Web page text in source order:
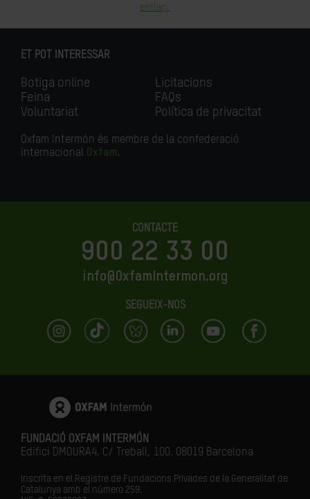
enllaç.
ET POT INTERESSAR
Botiga online
Feina
Voluntariat
Licitacions
FAQs
Política de privacitat
Oxfam Intermón és membre de la confederació
internacional Oxfam.
CONTACTE
900 22 33 00
info@OxfamIntermon.org
SEGUEIX-NOS
FUNDACIÓ OXFAM INTERMÓN
Edifici DMOURA4. C/ Treball, 100. 08019 Barcelona
Inscrita en el Registre de Fundacions Privades de la Generalitat de
Catalunya amb el número 259.